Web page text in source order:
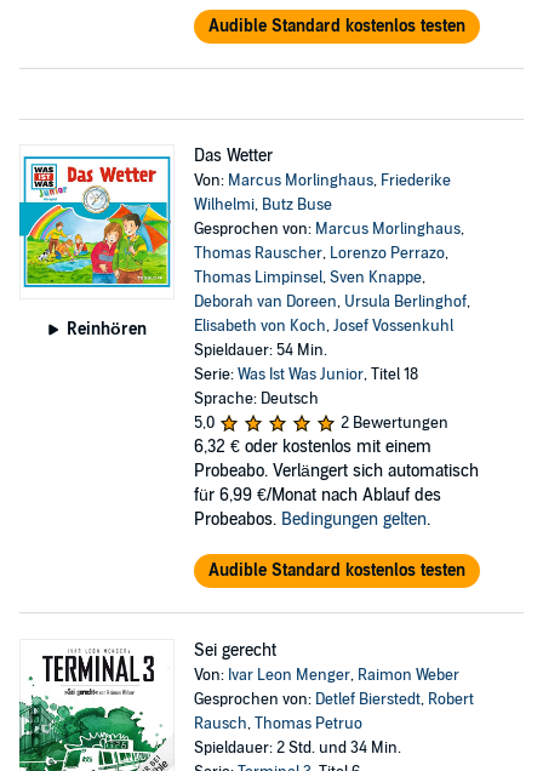
Audible Standard kostenlos testen
Reinhören
Das Wetter
Von: Marcus Morlinghaus, Friederike
Wilhelmi, Butz Buse
Gesprochen von: Marcus Morlinghaus,
Thomas Rauscher, Lorenzo Perrazo,
Thomas Limpinsel,Sven Knappe,
Deborah van Doreen, Ursula Berlinghof,
Elisabeth von Koch,Josef Vossenkuhl
Spieldauer: 54 Min.
Serie:Was Ist Was Junior, Titel 18
Sprache: Deutsch
5,0
2 Bewertungen
6,32 € oder kostenlos mit einem
Probeabo. Verlängert sich automatisch
für 6,99 €/Monat nach Ablauf des
Probeabos. Bedingungen gelten.
Audible Standard kostenlos testen
Sei gerecht
Von: Ivar Leon Menger, Raimon Weber
Gesprochen von: Detlef Bierstedt, Robert
Rausch,Thomas Petruo
Spieldauer: 2 Std. und 34 Min.